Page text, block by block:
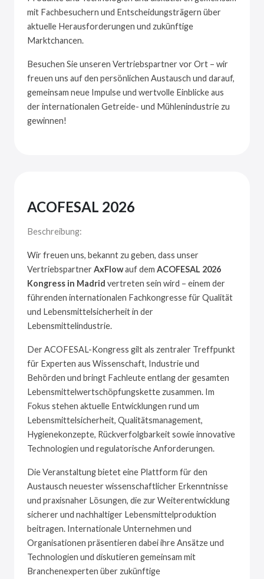
mit Fachbesuchern und Entscheidungsträgern über
aktuelle Herausforderungen und zukünftige
Marktchancen.
Besuchen Sie unseren Vertriebspartner vor Ort – wir
freuen uns auf den persönlichen Austausch und darauf,
gemeinsam neue Impulse und wertvolle Einblicke aus
der internationalen Getreide- und Mühlenindustrie zu
gewinnen!
ACOFESAL 2026
Beschreibung:
Wir freuen uns, bekannt zu geben, dass unser
VertriebspartnerAxFlowauf dem ACOFESAL 2026
Kongress in Madrid vertreten sein wird – einem der
führenden internationalen Fachkongresse für Qualität
und Lebensmittelsicherheit in der
Lebensmittelindustrie.
Der ACOFESAL-Kongress gilt als zentraler Treffpunkt
für Experten aus Wissenschaft, Industrie und
Behörden und bringt Fachleute entlang der gesamten
Lebensmittelwertschöpfungskette zusammen. Im
Fokus stehen aktuelle Entwicklungen rund um
Lebensmittelsicherheit, Qualitätsmanagement,
Hygienekonzepte, Rückverfolgbarkeit sowie innovative
Technologien und regulatorische Anforderungen.
Die Veranstaltung bietet eine Plattform für den
Austausch neuester wissenschaftlicher Erkenntnisse
und praxisnaher Lösungen, die zur Weiterentwicklung
sicherer und nachhaltiger Lebensmittelproduktion
beitragen. Internationale Unternehmen und
Organisationen präsentieren dabei ihre Ansätze und
Technologien und diskutieren gemeinsam mit
Branchenexperten über zukünftige